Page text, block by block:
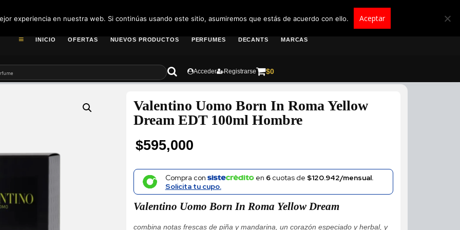
INICIO OFERTAS NUEVOS PRODUCTOS PERFUMES DECANTS MARCAS
Acceder Registrarse $0
Valentino Uomo Born In Roma Yellow
Dream EDT 100ml Hombre
$595,000
Compra con en 6cuotas de $120.942/mensual.
Solicita tu cupo.
Valentino Uomo Born In Roma Yellow Dream
combina notas frescas de piña y mandarina, un corazón especiado y herbal, y
experiencia en nuestra web. Si continúas usando este sitio, asumiremos que estás de acuerdo con ello. Aceptar